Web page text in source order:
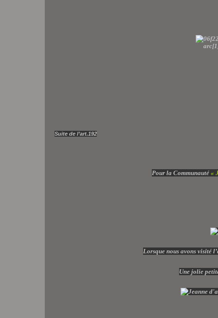
Suite de l’art.192
Pour la Communauté «
Lorsque nous avons visité
Une jolie